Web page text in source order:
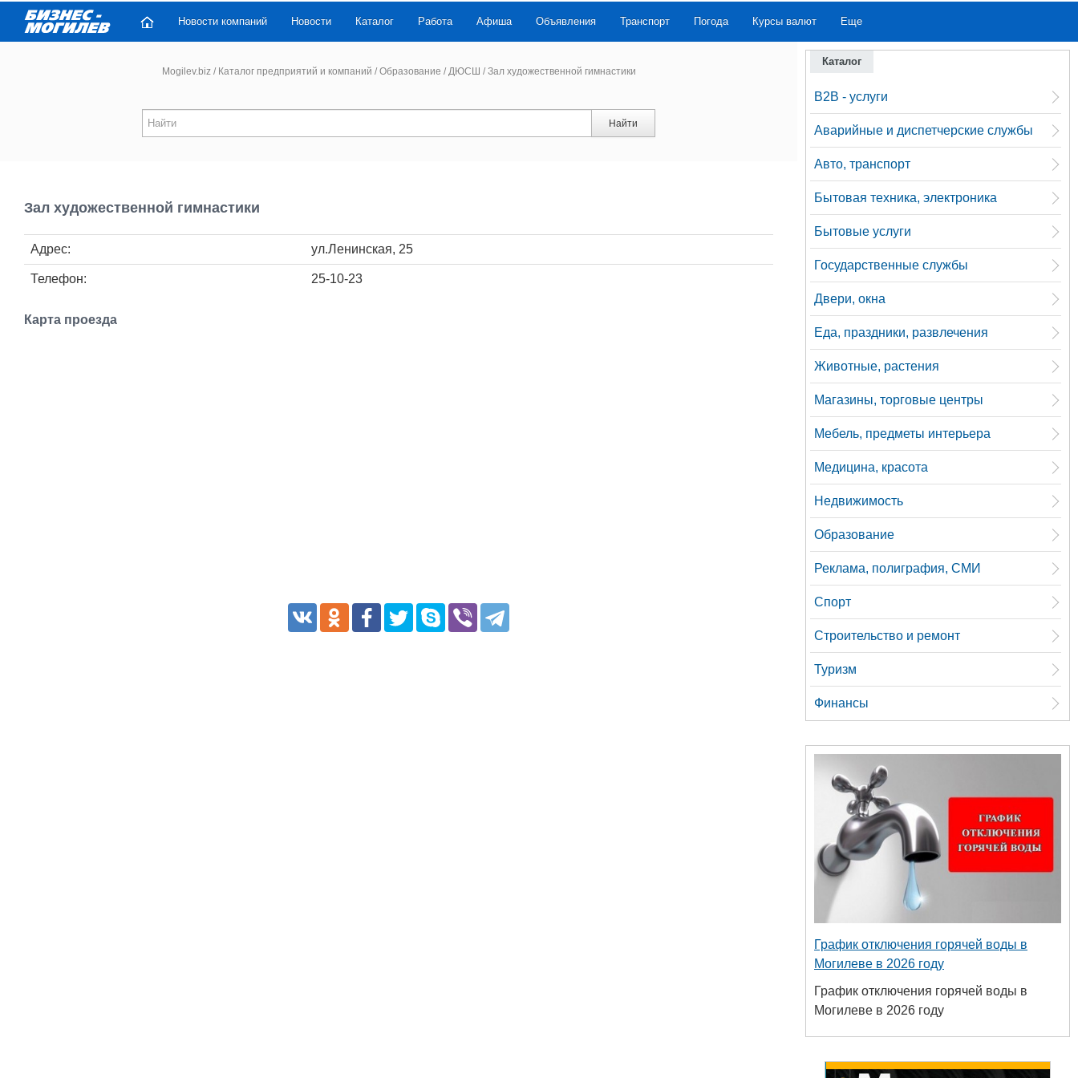
Новости компаний Новости Каталог Работа Афиша Объявления Транспорт Погода Курсы валют Еще
Mogilev.biz / Каталог предприятий и компаний / Образование / ДЮСШ /Зал художественной гимнастики
Найти
Зал художественной гимнастики
Адрес: ул.Ленинская, 25
Телефон: 25-10-23
Карта проезда
Каталог
B2B - услуги
Аварийные и диспетчерские службы
Авто, транспорт
Бытовая техника, электроника
Бытовые услуги
Государственные службы
Двери, окна
Еда, праздники, развлечения
Животные, растения
Магазины, торговые центры
Мебель, предметы интерьера
Медицина, красота
Недвижимость
Образование
Реклама, полиграфия, СМИ
Спорт
Строительство и ремонт
Туризм
Финансы
График отключения горячей воды в
Могилеве в 2026 году
График отключения горячей воды в
Могилеве в 2026 году